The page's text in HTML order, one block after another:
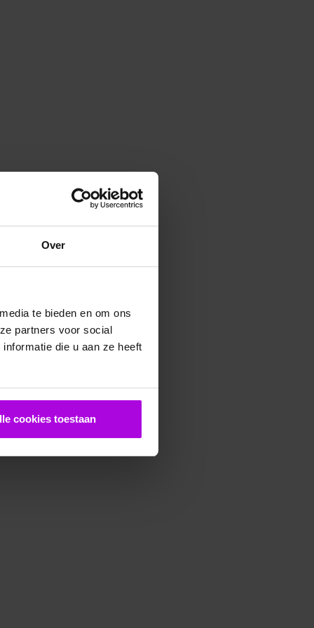
Over
te bieden en om ons
partners voor social
die u aan ze heeft
cookies toestaan